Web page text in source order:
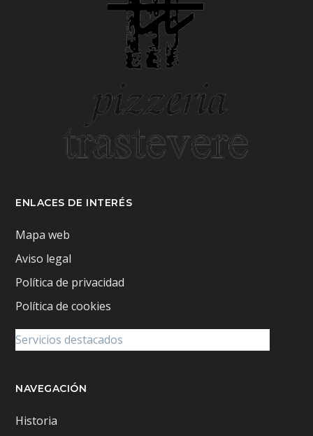
ENLACES DE INTERÉS
Mapa web
Aviso legal
Política de privacidad
Política de cookies
NAVEGACIÓN
Historia